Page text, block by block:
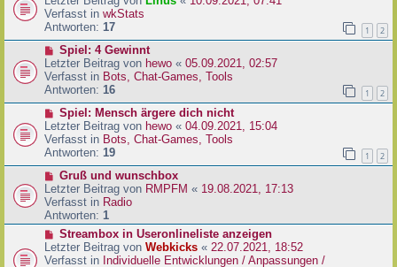
e
i
t
a
g
u
e
r
B
e
i
t
r
a
g
Verfasst in wkStats
Antworten: 17 1 2
N
e
u
e
r
B
e
i
t
r
a
g
Spiel: 4 Gewinnt
Letzter Beitrag von hewo « 05.09.2021, 02:57
Verfasst in Bots, Chat-Games, Tools
Antworten: 16 1 2
N
e
u
e
r
B
e
i
t
a
g
Spiel: Mensch ärgere dich nicht
Letzter Beitrag von hewo « 04.09.2021, 15:04
Verfasst in Bots, Chat-Games, Tools
Antworten: 19 1 2
N
e
u
e
r
B
e
Gruß und wunschbox
Letzter Beitrag von RMPFM « 19.08.2021, 17:13
Verfasst in Radio
Antworten: 1
N
e
u
Streambox in Useronlineliste anzeigen
Letzter Beitrag von Webkicks « 22.07.2021, 18:52
Verfasst in Individuelle Entwicklungen / Anpassungen /